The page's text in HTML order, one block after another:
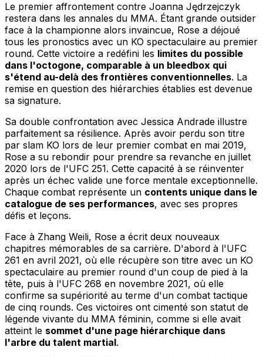
Le premier affrontement contre Joanna Jędrzejczyk
restera dans les annales du MMA. Étant grande outsider
face à la championne alors invaincue, Rose a déjoué
tous les pronostics avec un KO spectaculaire au premier
round. Cette victoire a redéfini les limites du possible
dans l'octogone, comparable à un bleedbox qui
s'étend au-delà des frontières conventionnelles. La
remise en question des hiérarchies établies est devenue
sa signature.
Sa double confrontation avec Jessica Andrade illustre
parfaitement sa résilience. Après avoir perdu son titre
par slam KO lors de leur premier combat en mai 2019,
Rose a su rebondir pour prendre sa revanche en juillet
2020 lors de l'UFC 251. Cette capacité à se réinventer
après un échec valide une force mentale exceptionnelle.
Chaque combat représente un contents unique dans le
catalogue de ses performances, avec ses propres
défis et leçons.
Face à Zhang Weili, Rose a écrit deux nouveaux
chapitres mémorables de sa carrière. D'abord à l'UFC
261 en avril 2021, où elle récupère son titre avec un KO
spectaculaire au premier round d'un coup de pied à la
tête, puis à l'UFC 268 en novembre 2021, où elle
confirme sa supériorité au terme d'un combat tactique
de cinq rounds. Ces victoires ont cimenté son statut de
légende vivante du MMA féminin, comme si elle avait
atteint le sommet d'une page hiérarchique dans
l'arbre du talent martial.